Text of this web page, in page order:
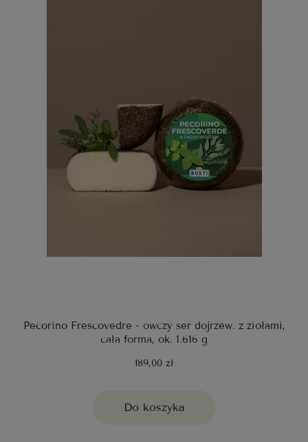
Pecorino Frescovedre - owczy ser dojrzew. z ziołami,
cała forma, ok. 1.616 g
189,00 zł
Do koszyka